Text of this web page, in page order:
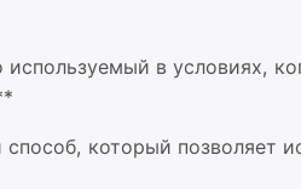
в условиях,
который позволяет